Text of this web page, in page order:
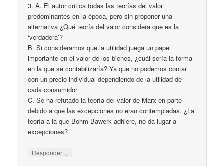
3. A. El autor critica todas las teorías del valor
predominantes en la época, pero sin proponer una
alternativa ¿Qué teoría del valor considera que es la
‘verdadera’?
B. Si consideramos que la utilidad juega un papel
importante en el valor de los bienes, ¿cuál sería la forma
en la que se contabilizaría? Ya que no podemos contar
con un precio individual dependiendo de la utilidad de
cada consumidor
C. Se ha refutado la teoría del valor de Marx en parte
debido a que las excepciones no eran contempladas. ¿La
teoría a la que Bohm Bawerk adhiere, no da lugar a
excepciones?
Responder ↓